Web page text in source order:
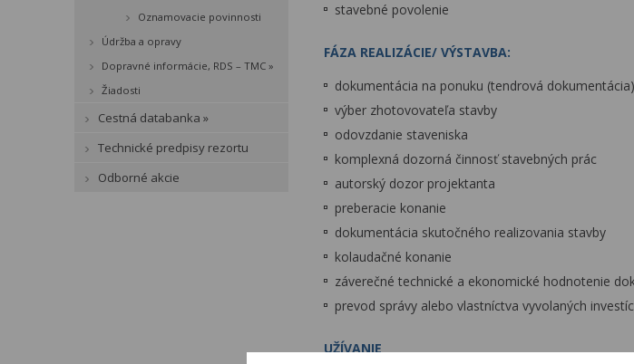
stavebné povolenie
FÁZA REALIZÁCIE/ VÝSTAVBA:
dokumentácia na ponuku (tendrová dokumentácia)
výber zhotovovateľa stavby
odovzdanie staveniska
komplexná dozorná činnosť stavebných prác
autorský dozor projektanta
preberacie konanie
dokumentácia skutočného realizovania stavby
kolaudačné konanie
záverečné technické a ekonomické hodnotenie
prevod správy alebo vlastníctva vyvolaných
UŽÍVANIE
Oznamovacie povinnosti
Údržba a opravy
Dopravné informácie, RDS – TMC »
Žiadosti
Cestná databanka »
Technické predpisy rezortu
Odborné akcie